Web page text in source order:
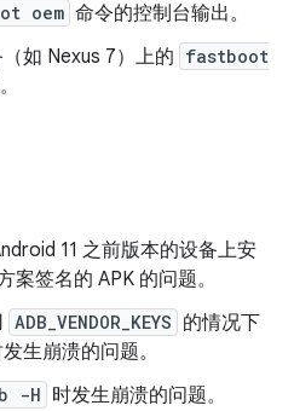
oem 命令的控制台输出。
如 Nexus 7）上的 fastboot
11 之前版本的设备上安
案签名的 APK 的问题。
ADB_VENDOR_KEYS 的情况下
生崩溃的问题。
-H 时发生崩溃的问题。